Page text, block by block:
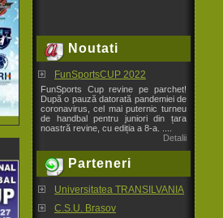
Noutati
FunSportsCUP 2022
FunSports Cup revine pe parchet!
După o pauză datorată pandemiei de
coronavirus, cel mai puternic turneu
de handbal pentru juniori din țara
noastră revine, cu ediția a 8-a. ....
Detalii
Parteneri
Universitatea TRANSILVANIA
C.S.U. Brasov